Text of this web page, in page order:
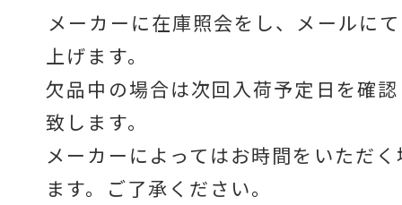
温度計・湿度計
タイマー
メーカーに在庫照会をし、メールに
上げます。
欠品中の場合は次回入荷予定日を確
致します。
メーカーによってはお時間をいただ
ます。ご了承ください。